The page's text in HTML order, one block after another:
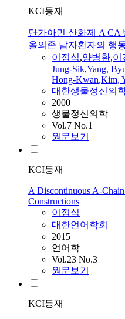
KCI등재
단가아민 산화제 A CA
올의존 남자환자의 행
이정식,양병환,이
Jung-Sik,Yang,
Hong-Kwan,Kim,
대한생물정신의
2000
생물정신의학
Vol.7 No.1
원문보기
KCI등재
A Discontinuous A-
Constructions
이정식
대한언어학회
2015
언어학
Vol.23 No.3
원문보기
KCI등재